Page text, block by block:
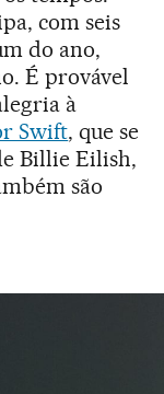
com seis
do ano,
É provável
à
Swift, que se
Billie Eilish,
são